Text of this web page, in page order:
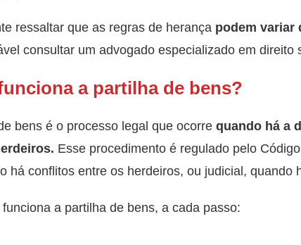
ressaltar que as regras de herança podem variar
consultar um advogado especializado em
a partilha de bens?
bens é o processo legal que ocorre quando há a
Esse procedimento é regulado pelo
há conflitos entre os herdeiros, ou judicial, quando
a partilha de bens, a cada passo: